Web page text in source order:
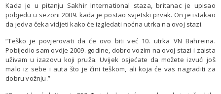
Kada je u pitanju Sakhir International staza, britanac je upisao
pobjedu u sezoni 2009. kada je postao svjetski prvak. On je istakao
da jedva čeka vidjeti kako će izgledati noćna utrka na ovoj stazi.
“Teško je povjerovati da će ovo biti već 10. utrka VN Bahreina.
Pobijedio sam ovdje 2009. godine, dobro vozim na ovoj stazi i zaista
uživam u izazovu koji pruža. Uvijek osjećate da možete izvući još
malo iz sebe i auta što je čini teškom, ali koja će vas nagraditi za
dobru vožnju.”